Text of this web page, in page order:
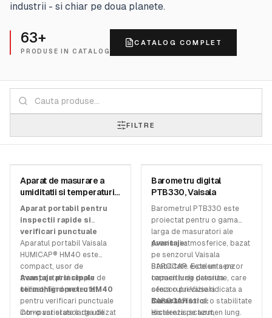
industrii - si chiar pe doua planete.
63+
PRODUSE IN CATALOG
CATALOG COMPLET
FILTRE
SKU:HM40
Aparat de masurare a
umiditatii si temperaturii
HM40 - Vaisala
Aparat portabil pentru
inspectii rapide si
verificari punctuale
Aparatul portabil Vaisala
HUMICAP® HM40 este
compact, usor de
transportat si simplu de
utilizat, fiind proiectat
pentru verificari punctuale
intr-o varietate larga de
Avantaje principale
termohigrometru HM40
Compact si usor de utilizat
SKU:PTB330
Barometru digital
PTB330, Vaisala
Barometrul PTB330 este
proiectat pentru o gama
larga de masuratori ale
presiunii atmosferice, bazat
pe senzorul Vaisala
BAROCAP. Este un senzor
capacitiv de presiune, care
ofera o precizie ridicata a
masuratorilor si o stabilitate
excelenta pe termen lung.
Avantaje:
Stabilitate excelenta pe
termen lung datorita
senzorului Vaisala
BAROCAP
Histerezis scazut,
Caracteristici: